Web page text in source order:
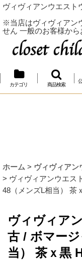
ヴィヴィアンウエスト
※当店はヴィヴィアン
せん 一般のお客様か
カテゴリ 商品検索
ホーム > ヴィヴィアン
> ヴィヴィアンウエス
48（メンズL相当） 茶
ヴィヴィア
古 / ボマー
当） 茶ｘ黒